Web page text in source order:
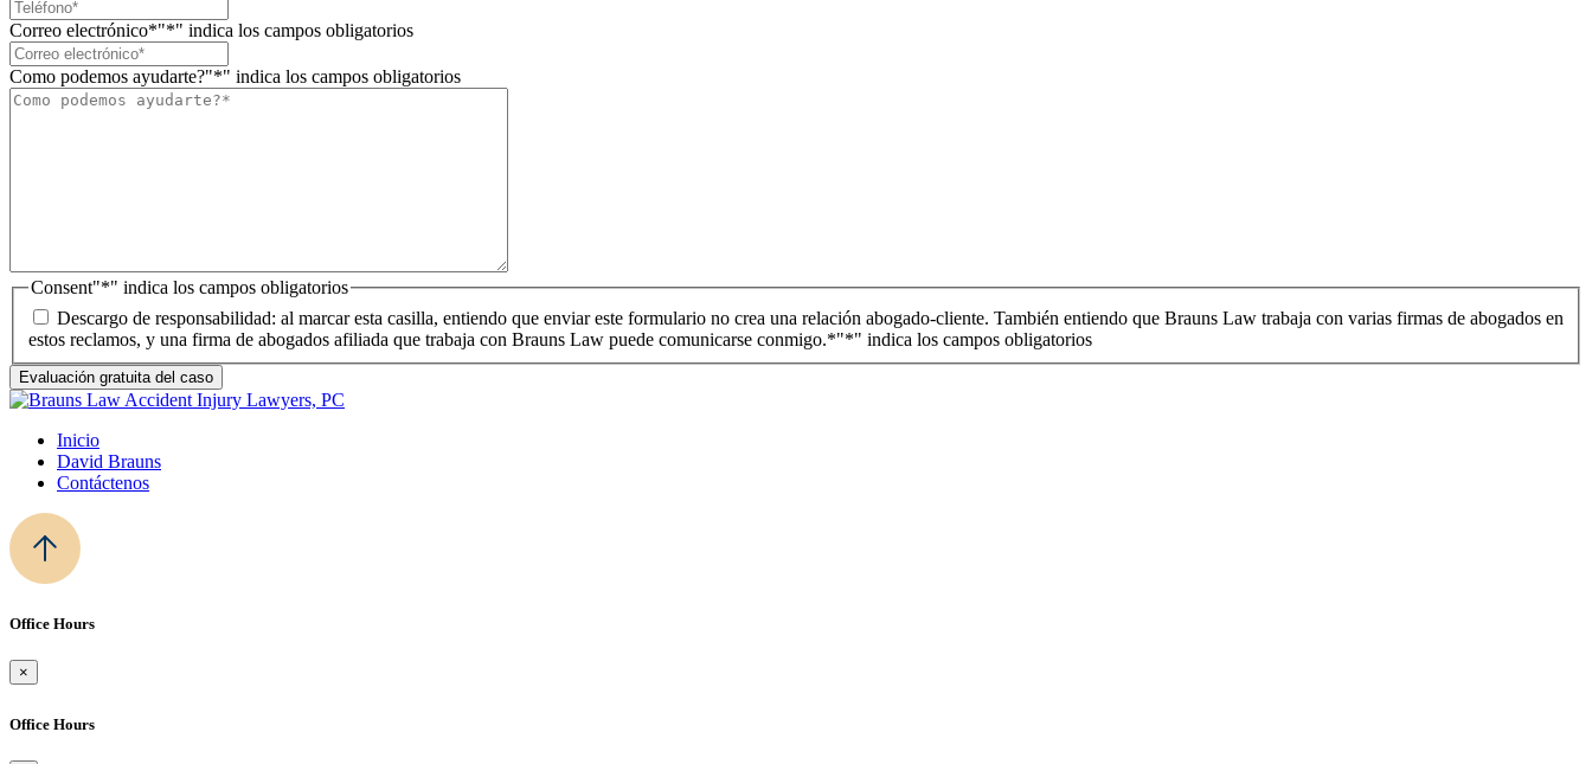
Correo electrónico*"*" indica los campos obligatorios
Como podemos ayudarte?"*" indica los campos obligatorios
Consent"*" indica los campos obligatorios
Descargo de responsabilidad: al marcar esta casilla, entiendo que enviar este formulario no crea una relación abogado-cliente. También entiendo que Brauns Law trabaja con varias firmas de abogados en
estos reclamos, y una firma de abogados afiliada que trabaja con Brauns Law puede comunicarse conmigo.*"*" indica los campos obligatorios
Inicio
David Brauns
Contáctenos
Office Hours
×
Office Hours